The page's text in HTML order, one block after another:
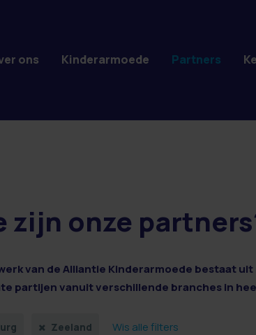
zijn onze
van de Alliantie Kinderarmoede bestaat
partijen vanuit verschillende branches in
Zeeland Wis alle filters
ons Kinderarmoede Partners